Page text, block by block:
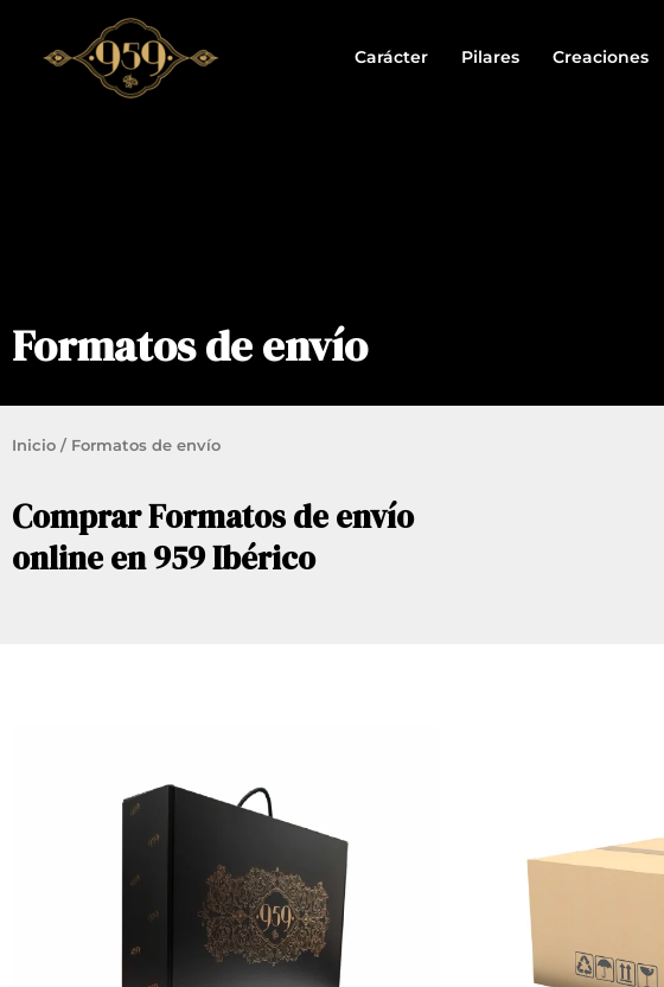
contenido
Carácter Pilares Creaciones
Formatos de envío
Inicio / Formatos de envío
Comprar Formatos de envío
online en 959 Ibérico